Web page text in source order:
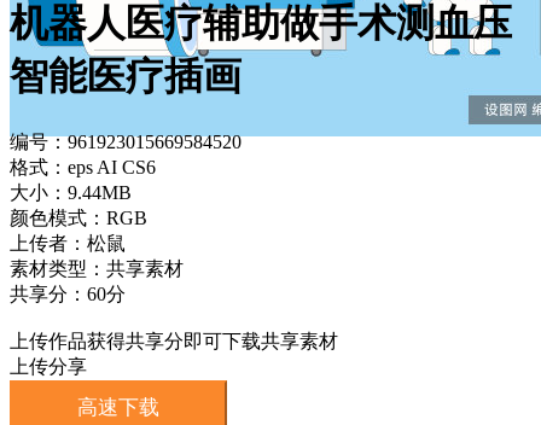
机器人医疗辅助做手术测血压
智能医疗插画
编号：961923015669584520
格式：eps AI CS6
大小：9.44MB
颜色模式：RGB
上传者：松鼠
素材类型：共享素材
共享分：60分
上传作品获得共享分即可下载共享素材
上传分享
高速下载